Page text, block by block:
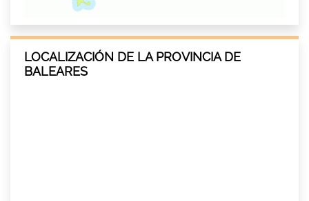
LOCALIZACIÓN DE LA PROVINCIA DE
BALEARES